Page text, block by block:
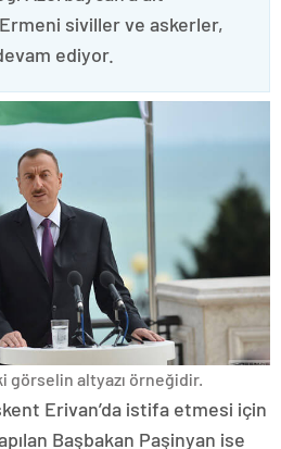
siviller ve askerler,
ediyor.
görselin altyazı örneğidir.
Erivan’da istifa etmesi için
Başbakan Paşinyan ise